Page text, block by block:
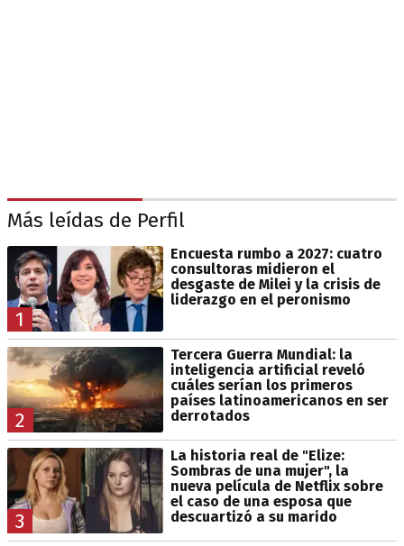
Más leídas de Perfil
1
Encuesta rumbo a 2027: cuatro
consultoras midieron el
desgaste de Milei y la crisis de
liderazgo en el peronismo
2
Tercera Guerra Mundial: la
inteligencia artificial reveló
cuáles serían los primeros
países latinoamericanos en ser
derrotados
3
La historia real de "Elize:
Sombras de una mujer", la
nueva película de Netflix sobre
el caso de una esposa que
descuartizó a su marido